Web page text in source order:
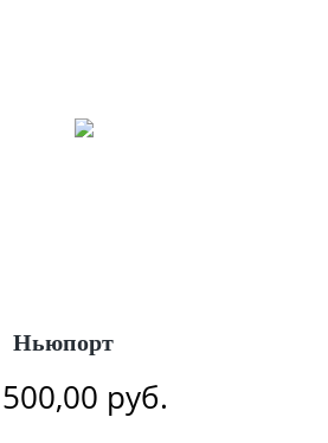
Ньюпорт
руб.